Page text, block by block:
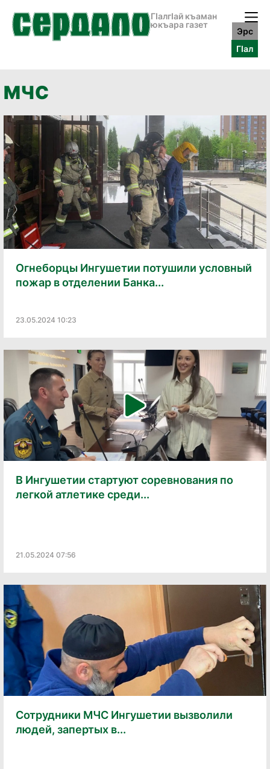
ГӀалгӀай къаман
юкъара газет
Эрс
ГӀал
МЧС
Огнеборцы Ингушетии потушили условный
пожар в отделении Банка...
23.05.2024 10:23
В Ингушетии стартуют соревнования по
легкой атлетике среди...
21.05.2024 07:56
Сотрудники МЧС Ингушетии вызволили
людей, запертых в...